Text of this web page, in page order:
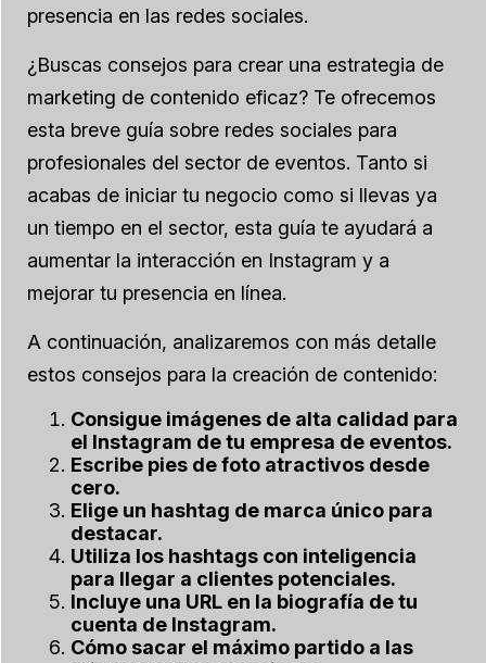
presencia en las redes sociales.
¿Buscas consejos para crear una estrategia de
marketing de contenido eficaz? Te ofrecemos
esta breve guía sobre redes sociales para
profesionales del sector de eventos. Tanto si
acabas de iniciar tu negocio como si llevas ya
un tiempo en el sector, esta guía te ayudará a
aumentar la interacción en Instagram y a
mejorar tu presencia en línea.
A continuación, analizaremos con más detalle
estos consejos para la creación de contenido:
Consigue imágenes de alta calidad para
el Instagram de tu empresa de eventos.
Escribe pies de foto atractivos desde
cero.
Elige un hashtag de marca único para
destacar.
Utiliza los hashtags con inteligencia
para llegar a clientes potenciales.
Incluye una URL en la biografía de tu
cuenta de Instagram.
Cómo sacar el máximo partido a las